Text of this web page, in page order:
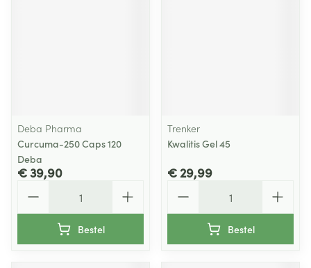
Deba Pharma
Curcuma-250 Caps 120
Deba
€ 39,90
Bestel
Trenker
Kwalitis Gel 45
€ 29,99
Bestel